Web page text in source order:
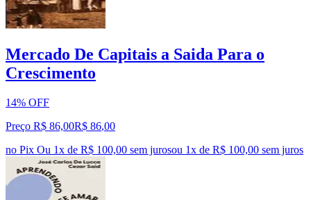
Mercado De Capitais a Saida Para o
Crescimento
14% OFF
Preço R$ 86,00R$ 86,00
no Pix Ou 1x de R$ 100,00 sem jurosou 1x de R$ 100,00 sem juros